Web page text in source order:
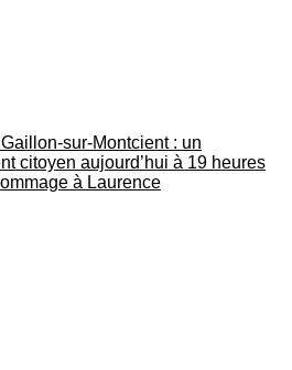
: un
citoyen aujourd’hui à 19 heures
à Laurence